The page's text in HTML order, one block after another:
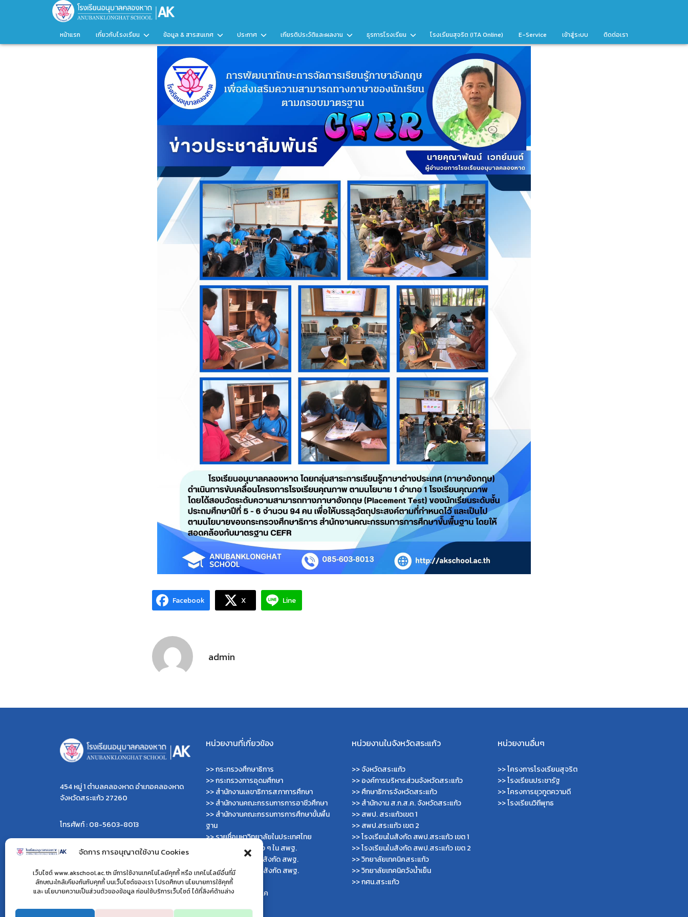
จัดการ การอนุญาตใช้งาน Cookies
เว็บไซต์ www.akschool.ac.th มีการใช้งานเทคโนโลยีคุกกี้ หรือ เทคโนโลยีอื่นที่มี
ลักษณะใกล้เคียงกันกับคุกกี้ บนเว็บไซต์ของเรา โปรดศึกษา นโยบายการใช้คุกกี้
และ นโยบายความเป็นส่วนตัวของข้อมูล ก่อนใช้บริการเว็บไซต์ ได้ที่ลิงค์ด้านล่าง
หน้าแรก เกี่ยวกับโรงเรียน ข้อมูล & สารสนเทศ ประกาศ เกียรติประวัติและผลงาน ธุรการโรงเรียน โรงเรียนสุจริต (ITA Online) E-Service เข้าสู่ระบบ ติดต่อเรา
Facebook X Line
admin
454 หมู่ 1 ตำบลคลองหาด อำเภอคลองหาด
จังหวัดสระแก้ว 27260
โทรศัพท์ : 08-5603-8013
ผู้ดูแลเว็บไซต์ :
>> นายมนตรี คำเนตร
>> นางสาวไพจิตตรา เจนดง
หน่วยงานที่เกี่ยวข้อง
>>กระทรวงศึกษาธิการ
>>กระทรวงการอุดมศึกษา
>>สำนักงานเลขาธิการสภาการศึกษา
>>สำนักงานคณะกรรมการการอาชีวศึกษา
>>สำนักงานคณะกรรมการการศึกษาขั้นพื้น
ฐาน
>>รายชื่อมหาวิทยาลัยในประเทศไทย
เว็บไซต์สำนักต่าง ๆ ใน สพฐ.
เว็บไซต์ สพม. ในสังกัด สพฐ.
>>เว็บไซต์ สพป. ในสังกัด สพฐ.
>>กรมบัญชีกลาง
>>สำนักงาน ส.ก.ส.ค
หน่วยงานในจังหวัดสระแก้ว
>>จังหวัดสระแก้ว
>>องค์การบริหารส่วนจังหวัดสระแก้ว
>>ศึกษาธิการจังหวัดสระแก้ว
>>สำนักงาน ส.ก.ส.ค. จังหวัดสระแก้ว
>>สพป. สระแก้วเขต 1
>>สพป.สระแก้ว เขต 2
>>โรงเรียนในสังกัด สพป.สระแก้ว เขต 1
>>โรงเรียนในสังกัด สพป.สระแก้ว เขต 2
>>วิทยาลัยเทคนิคสระแก้ว
>>วิทยาลัยเทคนิควังน้ำเย็น
>>กศน.สระแก้ว
หน่วยงานอื่นๆ
>>โครงการโรงเรียนสุจริต
>>โรงเรียนประชารัฐ
>>โครงการยุวทูตความดี
>>โรงเรียนวิถีพุทธ